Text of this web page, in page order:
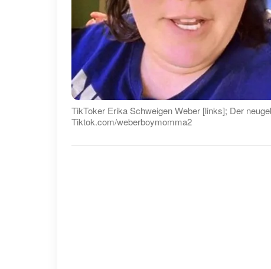
TikToker Erika Schweigen Weber [links]; Der
Tiktok.com/weberboymomma2